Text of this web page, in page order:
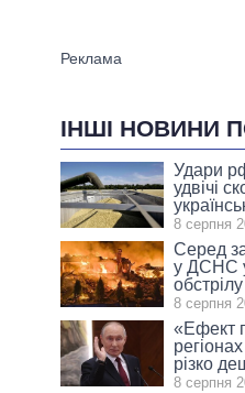
ІНШІ НОВИНИ
Удари
удвічі
8 серпня
Серед
у ДСНС
8 серпня
«Ефект
різко
8 серпня